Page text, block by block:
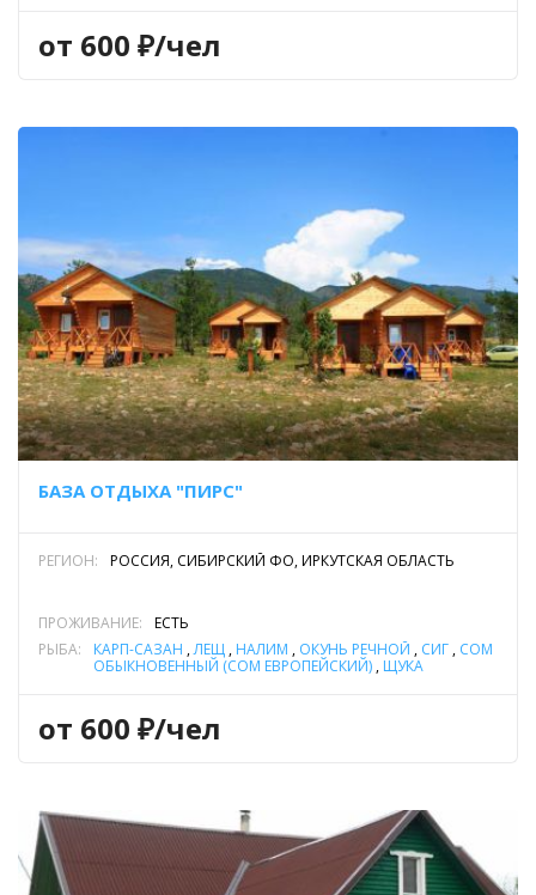
от 600 ₽/чел
БАЗА ОТДЫХА "ПИРС"
РЕГИОН: РОССИЯ, СИБИРСКИЙ ФО, ИРКУТСКАЯ ОБЛАСТЬ
ПРОЖИВАНИЕ:
ЕСТЬ
РЫБА:
КАРП-САЗАН ,ЛЕЩ , НАЛИМ , ОКУНЬ РЕЧНОЙ , СИГ , СОМ
ОБЫКНОВЕННЫЙ (СОМ ЕВРОПЕЙСКИЙ) , ЩУКА
от 600 ₽/чел